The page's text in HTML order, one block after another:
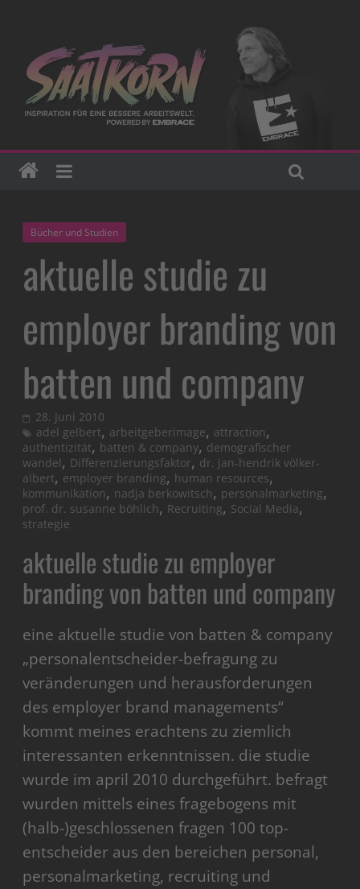
Bücher und Studien
aktuelle studie zu
employer branding von
batten und company
28. Juni 2010
adel gelbert, arbeitgeberimage, attraction,
authentizität, batten & company, demografischer
wandel, Differenzierungsfaktor, dr. jan-hendrik völker-
albert, employer branding, human resources,
kommunikation, nadja berkowitsch, personalmarketing,
prof. dr. susanne böhlich, Recruiting, Social Media,
strategie
aktuelle studie zu employer
branding von batten und company
eine aktuelle studie von batten & company
„personalentscheider-befragung zu
veränderungen und herausforderungen
des employer brand managements“
kommt meines erachtens zu ziemlich
interessanten erkenntnissen. die studie
wurde im april 2010 durchgeführt. befragt
wurden mittels eines fragebogens mit
(halb-)geschlossenen fragen 100 top-
entscheider aus den bereichen personal,
personalmarketing, recruiting und